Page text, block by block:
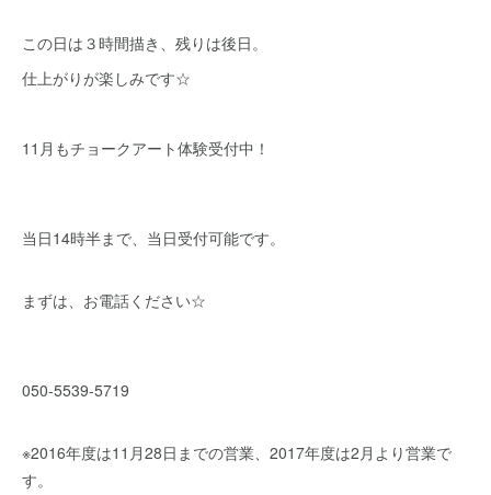
この日は３時間描き、残りは後日。
仕上がりが楽しみです☆
11月もチョークアート体験受付中！
当日14時半まで、当日受付可能です。
まずは、お電話ください☆
050-5539-5719
※2016年度は11月28日までの営業、2017年度は2月より営業で
す。